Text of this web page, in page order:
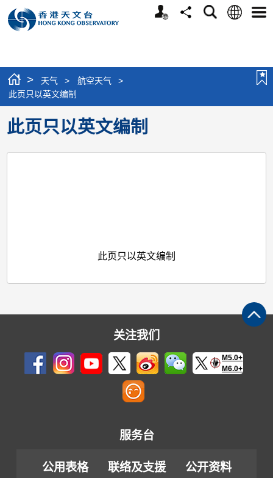
个
分
搜
语
选
> 天气 > 航空天气
>
此页只以英文编制
此页只以英文编制
此页只以英文编制
关注我们
M5.0+
M6.0+
服务台
公用表格 联络及支援
公开资料